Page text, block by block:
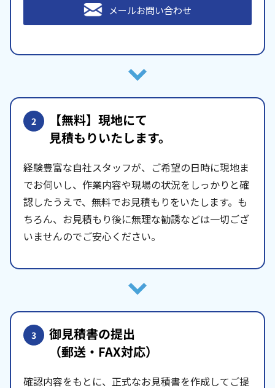
メールお問い合わせ
2 【無料】現地にて
見積もりいたします。
経験豊富な自社スタッフが、ご希望の日時に現地ま
でお伺いし、作業内容や現場の状況をしっかりと確
認したうえで、無料でお見積もりをいたします。も
ちろん、お見積もり後に無理な勧誘などは一切ござ
いませんのでご安心ください。
3 御見積書の提出
（郵送・FAX対応）
確認内容をもとに、正式なお見積書を作成してご提